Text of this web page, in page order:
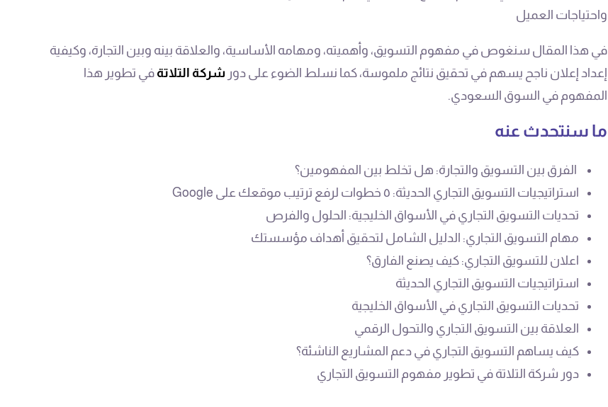
واحتياجات العميل
في هذا المقال سنغوص في مفهوم التسويق، وأهميته، ومهامه الأساسية، والعلاقة بينه وبين التجارة، وكيفية
إعداد إعلان ناجح يسهم في تحقيق نتائج ملموسة، كما نسلط الضوء على دور شركة التلاتة في تطوير هذا
المفهوم في السوق السعودي.
ما سنتحدث عنه
الفرق بين التسويق والتجارة: هل تخلط بين المفهومين؟
استراتيجيات التسويق التجاري الحديثة: ٥ خطوات لرفع ترتيب موقعك على Google
تحديات التسويق التجاري في الأسواق الخليجية: الحلول والفرص
مهام التسويق التجاري: الدليل الشامل لتحقيق أهداف مؤسستك
اعلان للتسويق التجاري: كيف يصنع الفارق؟
استراتيجيات التسويق التجاري الحديثة
تحديات التسويق التجاري في الأسواق الخليجية
العلاقة بين التسويق التجاري والتحول الرقمي
كيف يساهم التسويق التجاري في دعم المشاريع الناشئة؟
دور شركة التلاتة في تطوير مفهوم التسويق التجاري